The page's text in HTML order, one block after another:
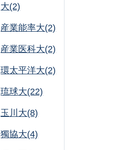
大(2)
産業能率大(2)
産業医科大(2)
環太平洋大(2)
琉球大(22)
玉川大(8)
獨協大(4)